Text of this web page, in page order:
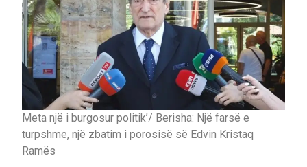
Meta një i burgosur politik’/ Berisha: Një farsë e
turpshme, një zbatim i porosisë së Edvin Kristaq
Ramës